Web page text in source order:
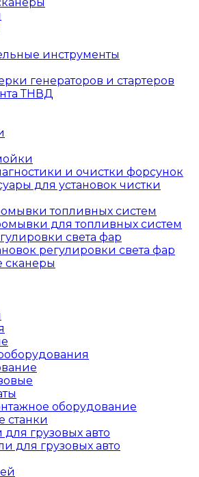
инструменты
генераторов и стартеров
ТНВД
и очистки форсунок
для установок чистки
топливных систем
для топливных систем
света фар
регулировки света фар
сканеры
оборудование
станки
грузовых авто
для грузовых авто